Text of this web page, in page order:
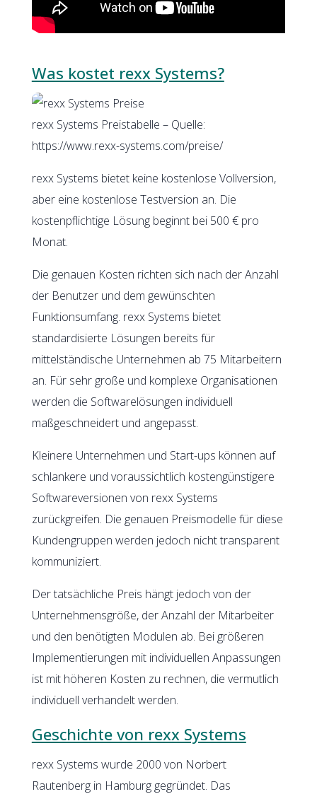
Was kostet rexx Systems?
rexx Systems Preistabelle – Quelle:
https://www.rexx-systems.com/preise/
rexx Systems bietet keine kostenlose Vollversion,
aber eine kostenlose Testversion an. Die
kostenpflichtige Lösung beginnt bei 500 € pro
Monat.
Die genauen Kosten richten sich nach der Anzahl
der Benutzer und dem gewünschten
Funktionsumfang. rexx Systems bietet
standardisierte Lösungen bereits für
mittelständische Unternehmen ab 75 Mitarbeitern
an. Für sehr große und komplexe Organisationen
werden die Softwarelösungen individuell
maßgeschneidert und angepasst.
Kleinere Unternehmen und Start-ups können auf
schlankere und voraussichtlich kostengünstigere
Softwareversionen von rexx Systems
zurückgreifen. Die genauen Preismodelle für diese
Kundengruppen werden jedoch nicht transparent
kommuniziert.
Der tatsächliche Preis hängt jedoch von der
Unternehmensgröße, der Anzahl der Mitarbeiter
und den benötigten Modulen ab. Bei größeren
Implementierungen mit individuellen Anpassungen
ist mit höheren Kosten zu rechnen, die vermutlich
individuell verhandelt werden.
Geschichte von rexx Systems
rexx Systems wurde 2000 von Norbert
Rautenberg in Hamburg gegründet. Das